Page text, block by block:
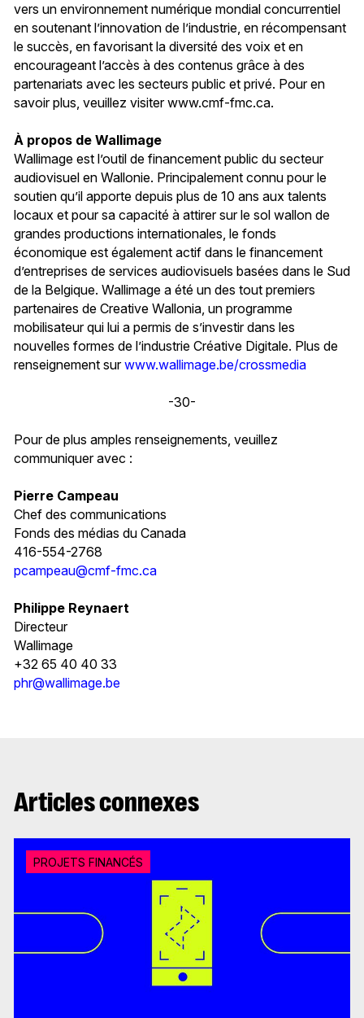
vers un environnement numérique mondial concurrentiel
en soutenant l’innovation de l’industrie, en récompensant
le succès, en favorisant la diversité des voix et en
encourageant l’accès à des contenus grâce à des
partenariats avec les secteurs public et privé. Pour en
savoir plus, veuillez visiter www.cmf-fmc.ca.
À propos de Wallimage
Wallimage est l’outil de financement public du secteur
audiovisuel en Wallonie. Principalement connu pour le
soutien qu’il apporte depuis plus de 10 ans aux talents
locaux et pour sa capacité à attirer sur le sol wallon de
grandes productions internationales, le fonds
économique est également actif dans le financement
d’entreprises de services audiovisuels basées dans le Sud
de la Belgique. Wallimage a été un des tout premiers
partenaires de Creative Wallonia, un programme
mobilisateur qui lui a permis de s’investir dans les
nouvelles formes de l’industrie Créative Digitale. Plus de
renseignement surwww.wallimage.be/crossmedia
-30-
Pour de plus amples renseignements, veuillez
communiquer avec :
Pierre Campeau
Chef des communications
Fonds des médias du Canada
416-554-2768
pcampeau@cmf-fmc.ca
Philippe Reynaert
Directeur
Wallimage
+32 65 40 40 33
phr@wallimage.be
Articles connexes
PROJETS FINANCÉS